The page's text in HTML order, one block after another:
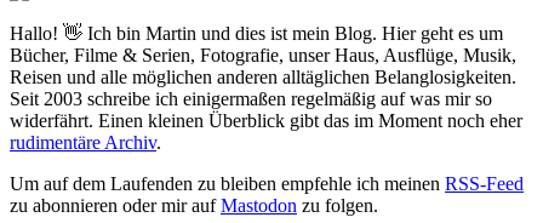
Hallo! 👋 Ich bin Martin und dies ist mein Blog. Hier geht es um
Bücher, Filme & Serien, Fotografie, unser Haus, Ausflüge, Musik,
Reisen und alle möglichen anderen alltäglichen Belanglosigkeiten.
Seit 2003 schreibe ich einigermaßen regelmäßig auf was mir so
widerfährt. Einen kleinen Überblick gibt das im Moment noch eher
rudimentäre Archiv.
Um auf dem Laufenden zu bleiben empfehle ich meinen RSS-Feed
zu abonnieren oder mir aufMastodon zu folgen.